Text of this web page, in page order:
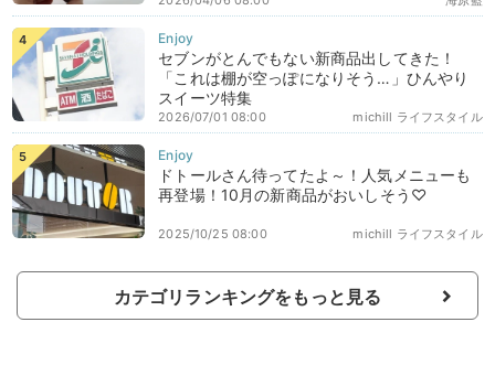
セブンがとんでもない新商品出してきた！
「これは棚が空っぽになりそう…」ひんやり
スイーツ特集
michill ライフスタイル
2026/07/01 08:00
ドトールさん待ってたよ～！人気メニューも
再登場！10月の新商品がおいしそう♡
michill ライフスタイル
2025/10/25 08:00
カテゴリランキングをもっと見る